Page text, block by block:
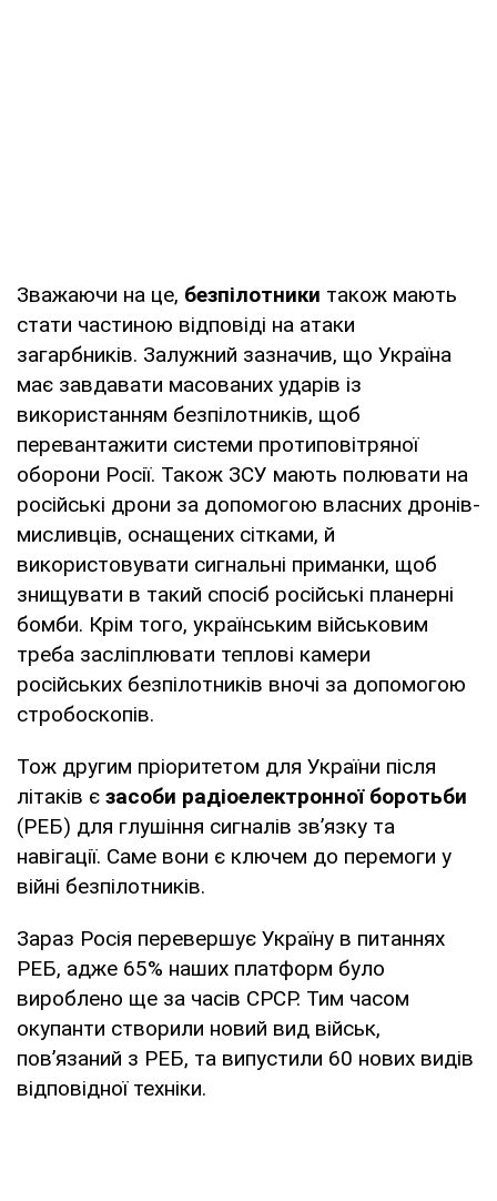
Зважаючи на це, безпілотники також мають
стати частиною відповіді на атаки
загарбників. Залужний зазначив, що Україна
має завдавати масованих ударів із
використанням безпілотників, щоб
перевантажити системи протиповітряної
оборони Росії. Також ЗСУ мають полювати на
російські дрони за допомогою власних дронів-
мисливців, оснащених сітками, й
використовувати сигнальні приманки, щоб
знищувати в такий спосіб російські планерні
бомби. Крім того, українським військовим
треба засліплювати теплові камери
російських безпілотників вночі за допомогою
стробоскопів.
Тож другим пріоритетом для України після
літаків є засоби радіоелектронної боротьби
(РЕБ) для глушіння сигналів зв’язку та
навігації. Саме вони є ключем до перемоги у
війні безпілотників.
Зараз Росія перевершує Україну в питаннях
РЕБ, адже 65% наших платформ було
вироблено ще за часів СРСР. Тим часом
окупанти створили новий вид військ,
повʼязаний з РЕБ, та випустили 60 нових видів
відповідної техніки.